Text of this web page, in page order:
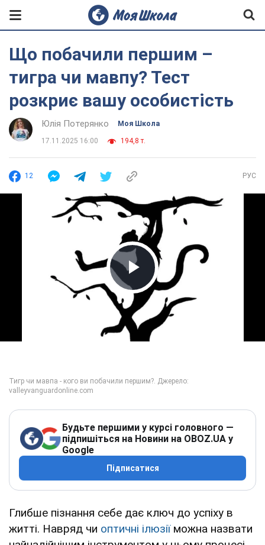
Що побачили першим –
тигра чи мавпу? Тест
розкриє вашу особистість
Юлія Потерянко Моя Школа
17.11.2025 16:00 194,8 т.
12 РУС
Play Video
Будьте першими у курсі головного —
підпишіться на Новини на OBOZ.UA у
Google
Підписатися
Глибше пізнання себе дає ключ до успіху в
житті. Навряд чи оптичні ілюзіїможна назвати